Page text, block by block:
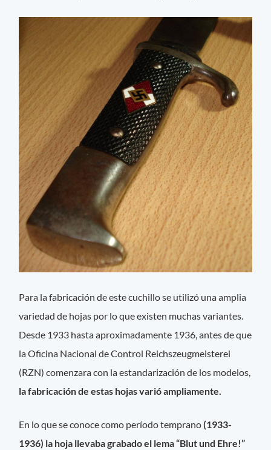
Para la fabricación de este cuchillo se utilizó una amplia
variedad de hojas por lo que existen muchas variantes.
Desde 1933 hasta aproximadamente 1936, antes de que
la Oficina Nacional de Control Reichszeugmeisterei
(RZN) comenzara con la estandarización de los modelos,
la fabricación de estas hojas varió ampliamente.
En lo que se conoce como período temprano(1933-
1936) la hoja llevaba grabado el lema “Blut und Ehre!”